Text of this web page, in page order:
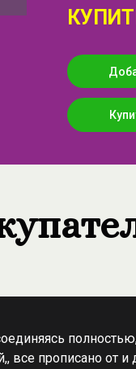
все прописано от